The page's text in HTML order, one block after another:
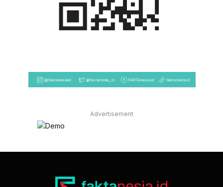
Advertisement